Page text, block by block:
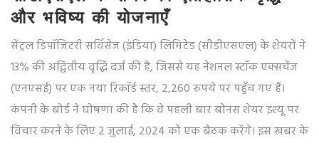
और भविष्य की योजनाएँ
सेंट्रल डिपॉजिटरी सर्विसेज (इंडिया) लिमिटेड (सीडीएसएल) के शेयरों ने
13% की अद्वितीय वृद्धि दर्ज की है, जिससे यह नेशनल स्टॉक एक्सचेंज
(एनएसई) पर एक नया रिकॉर्ड स्तर, 2,260 रुपये पर पहुँच गए हैं।
कंपनी के बोर्ड ने घोषणा की है कि वे पहली बार बोनस शेयर इश्यू पर
विचार करने के लिए 2 जुलाई, 2024 को एक बैठक करेंगे। इस खबर के